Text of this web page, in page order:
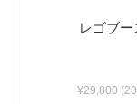
レゴブ
¥29,800